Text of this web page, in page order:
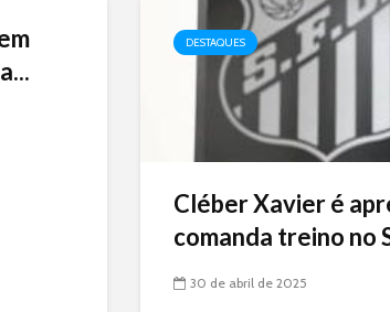
DESTAQUES
Cléber Xavier é
comanda treino no
30 de abril de 2025